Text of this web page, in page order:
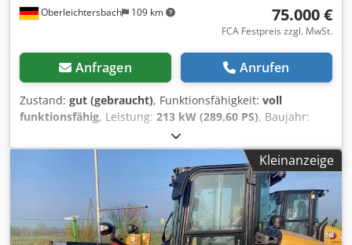
Oberleichtersbach 109 km 75.000 €
FCA Festpreis zzgl. MwSt.
Anfragen Anrufen
Zustand: gut (gebraucht), Funktionsfähigkeit: voll
funktionsfähig, Leistung: 213 kW (289,60 PS), Baujahr:
9.500 h
Maschinen-/Fahrzeugnummer:MYG00396, S/N: MYG00396
inkl. Felslöffel Gewicht: ca. 39,5 t Cjdpfx Aeuh Scvegnjrf
Kleinanzeige